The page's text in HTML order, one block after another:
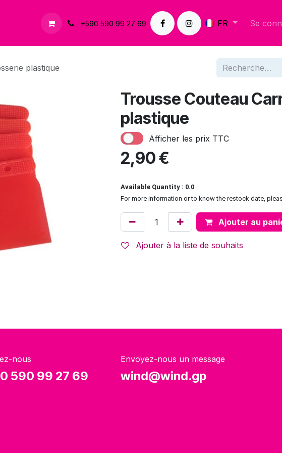
Contactez-nous+590 590 99 27 69 FR Se
plastique
Trousse Couteau
plastique
Afficher les prix TTC
2,90€
Available Quantity : 0.0
For more information or to know the restock date,
Ajouter au
Ajouter à la liste de souhaits
nous
590 99 27 69
Envoyez-nous un message
wind@wind.gp